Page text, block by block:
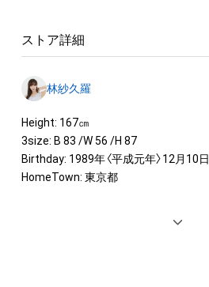
ストア詳細
林紗久羅
Height: 167㎝
3size: B 83 /W 56 /H 87
Birthday: 1989年〈平成元年〉12月10日
HomeTown: 東京都